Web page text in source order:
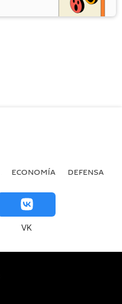
ECONOMÍA DEFENSA
VK